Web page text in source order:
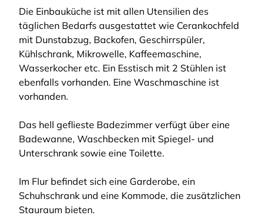
Die Einbauküche ist mit allen Utensilien des
täglichen Bedarfs ausgestattet wie Cerankochfeld
mit Dunstabzug, Backofen, Geschirrspüler,
Kühlschrank, Mikrowelle, Kaffeemaschine,
Wasserkocher etc. Ein Esstisch mit 2 Stühlen ist
ebenfalls vorhanden. Eine Waschmaschine ist
vorhanden.
Das hell geflieste Badezimmer verfügt über eine
Badewanne, Waschbecken mit Spiegel- und
Unterschrank sowie eine Toilette.
Im Flur befindet sich eine Garderobe, ein
Schuhschrank und eine Kommode, die zusätzlichen
Stauraum bieten.